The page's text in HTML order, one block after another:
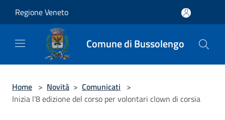
Regione Veneto
Comune di Bussolengo
Home > Novità > Comunicati >
Inizia l’8 edizione del corso per volontari clown di corsia